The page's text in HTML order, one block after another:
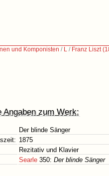
und Komponisten / L / Franz Liszt
Angaben zum Werk:
Der blinde Sänger
1875
Rezitativ und Klavier
Searle 350: Der blinde Sänger